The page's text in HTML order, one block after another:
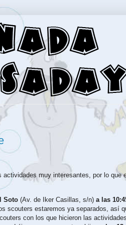
muy interesantes, por lo que
Soto (Av. de Iker Casillas, s/n) a las
scouters estaremos ya separados, así
con los que hicieron las